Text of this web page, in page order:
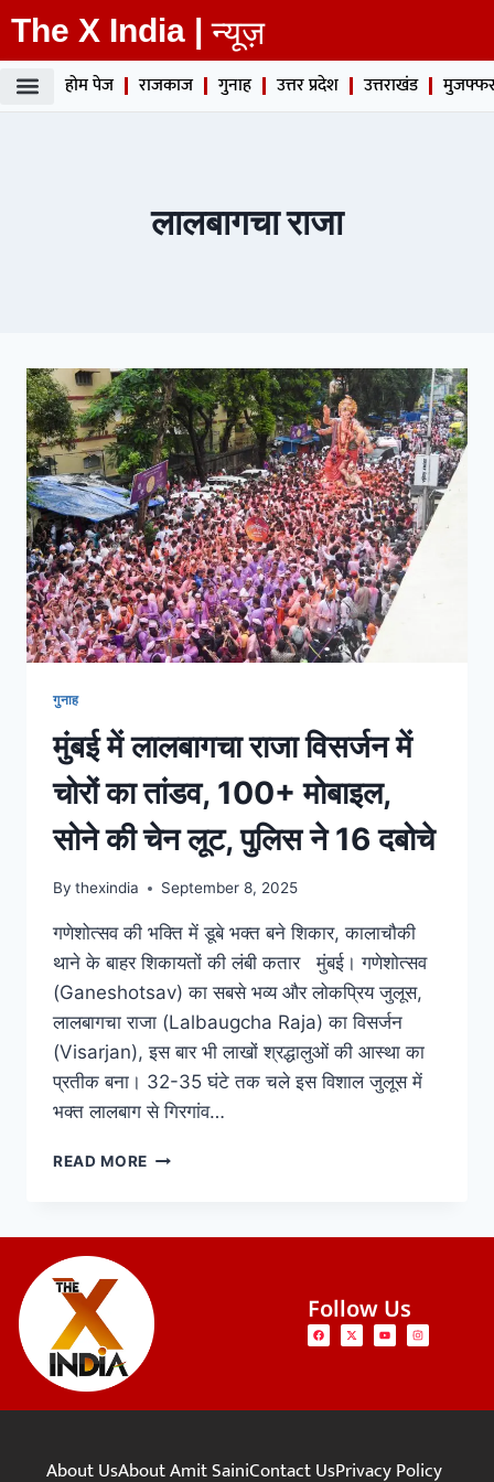
The X India | न्यूज़
होम पेज राजकाज गुनाह उत्तर प्रदेश उत्तराखंड
लालबागचा राजा
गुनाह
मुंबई में लालबागचा राजा विसर्जन में
चोरों का तांडव, 100+ मोबाइल,
सोने की चेन लूट, पुलिस ने 16 दबोचे
By thexindia September 8, 2025
गणेशोत्सव की भक्ति में डूबे भक्त बने शिकार, कालाचौकी
थाने के बाहर शिकायतों की लंबी कतार मुंबई। गणेशोत्सव
(Ganeshotsav) का सबसे भव्य और लोकप्रिय जुलूस,
लालबागचा राजा (Lalbaugcha Raja) का विसर्जन
(Visarjan), इस बार भी लाखों श्रद्धालुओं की आस्था का
प्रतीक बना। 32-35 घंटे तक चले इस विशाल जुलूस में
भक्त लालबाग से गिरगांव…
READ MORE
Follow Us
About UsAbout Amit SainiContact UsPrivacy Policy